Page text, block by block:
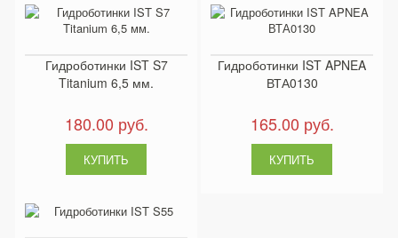
Гидроботинки IST S7
Titanium 6,5 мм.
180.00 руб.
Гидроботинки IST APNEA
ВТА0130
165.00 руб.